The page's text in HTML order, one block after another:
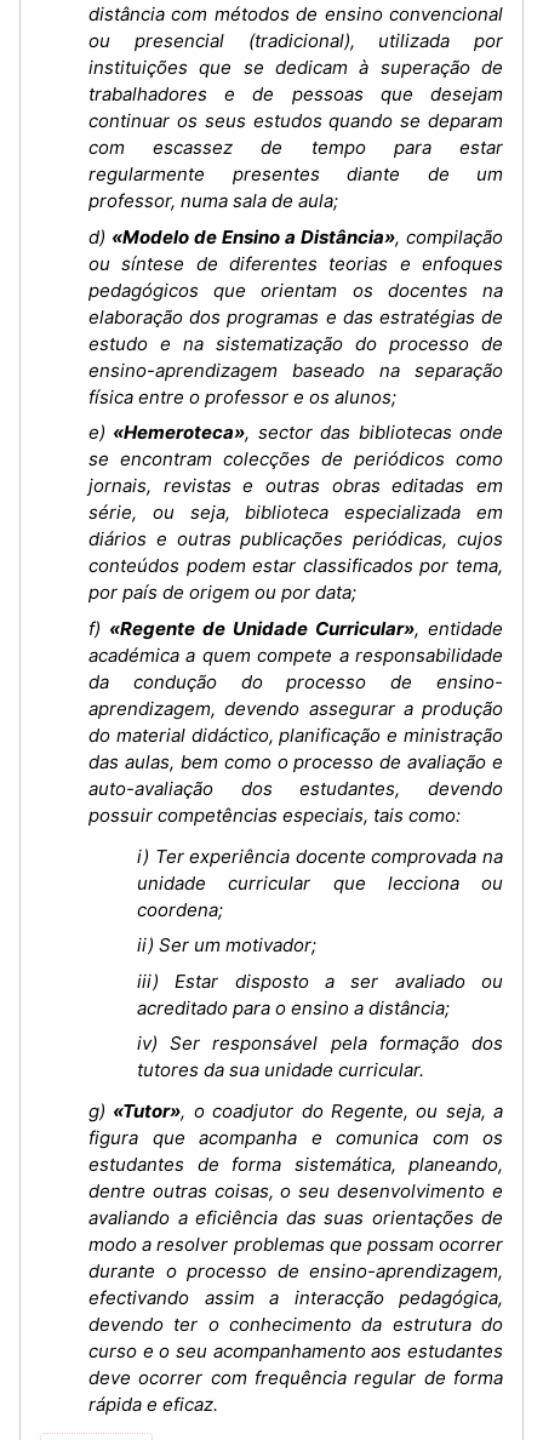
distância com métodos de ensino convencional
ou presencial (tradicional), utilizada por
instituições que se dedicam à superação de
trabalhadores e de pessoas que desejam
continuar os seus estudos quando se deparam
com escassez de tempo para estar
regularmente presentes diante de um
professor, numa sala de aula;
d) «Modelo de Ensino a Distância», compilação
ou síntese de diferentes teorias e enfoques
pedagógicos que orientam os docentes na
elaboração dos programas e das estratégias de
estudo e na sistematização do processo de
ensino-aprendizagem baseado na separação
física entre o professor e os alunos;
e) «Hemeroteca», sector das bibliotecas onde
se encontram colecções de periódicos como
jornais, revistas e outras obras editadas em
série, ou seja, biblioteca especializada em
diários e outras publicações periódicas, cujos
conteúdos podem estar classificados por tema,
por país de origem ou por data;
f) «Regente de Unidade Curricular», entidade
académica a quem compete a responsabilidade
da condução do processo de ensino-
aprendizagem, devendo assegurar a produção
do material didáctico, planificação e ministração
das aulas, bem como o processo de avaliação e
auto-avaliação dos estudantes, devendo
possuir competências especiais, tais como:
i) Ter experiência docente comprovada na
unidade curricular que lecciona ou
coordena;
ii) Ser um motivador;
iii) Estar disposto a ser avaliado ou
acreditado para o ensino a distância;
iv) Ser responsável pela formação dos
tutores da sua unidade curricular.
g) «Tutor», o coadjutor do Regente, ou seja, a
figura que acompanha e comunica com os
estudantes de forma sistemática, planeando,
dentre outras coisas, o seu desenvolvimento e
avaliando a eficiência das suas orientações de
modo a resolver problemas que possam ocorrer
durante o processo de ensino-aprendizagem,
efectivando assim a interacção pedagógica,
devendo ter o conhecimento da estrutura do
curso e o seu acompanhamento aos estudantes
deve ocorrer com frequência regular de forma
rápida e eficaz.